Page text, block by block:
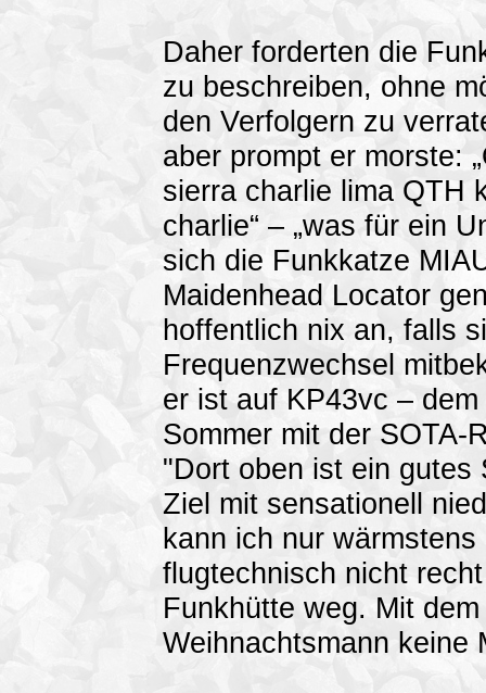
Daher forderten die
zu beschreiben, ohne
den Verfolgern zu
aber prompt er morste:
sierra charlie lima QTH
charlie“ – „was für ein
sich die Funkkatze
Maidenhead Locator
hoffentlich nix an, falls
Frequenzwechsel
er ist auf KP43vc –
Sommer mit der SOTA-
"Dort oben ist ein gutes
Ziel mit sensationell
kann ich nur
flugtechnisch nicht
Funkhütte weg. Mit
Weihnachtsmann keine